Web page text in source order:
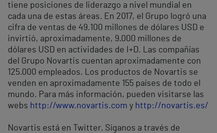
tiene posiciones de liderazgo a nivel mundial en
cada una de estas áreas. En 2017, el Grupo logró una
cifra de ventas de 49.100 millones de dólares USD e
invirtió, aproximadamente, 9.000 millones de
dólares USD en actividades de I+D. Las compañías
del Grupo Novartis cuentan aproximadamente con
125.000 empleados. Los productos de Novartis se
venden en aproximadamente 155 países de todo el
mundo. Para más información, pueden visitarse las
webs http://www.novartis.com y http://novartis.es/
Novartis está en Twitter. Síganos a través de